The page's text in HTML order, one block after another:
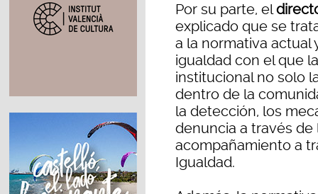
Por su parte, el
explicado que se
a la normativa actual
igualdad con el que
institucional no solo
dentro de la
la detección, los
denuncia a través de
acompañamiento a
Igualdad.